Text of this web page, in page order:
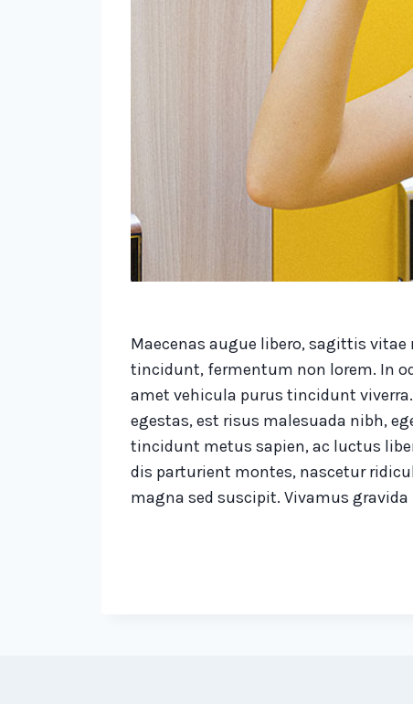
Maecenas augue libero, sagittis
tincidunt, fermentum non lorem. In
amet vehicula purus tincidunt
egestas, est risus malesuada nibh,
tincidunt metus sapien, ac luctus
dis parturient montes, nascetur
magna sed suscipit. Vivamus